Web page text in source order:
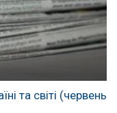
та світі (червень